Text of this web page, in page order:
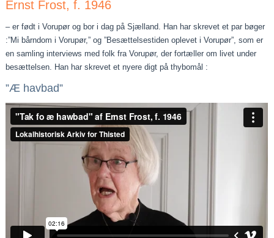
Ernst Frost, f. 1946
– er født i Vorupør og bor i dag på Sjælland. Han har skrevet et par bøger
:”Mi bårndom i Vorupør,” og ”Besættelsestiden oplevet i Vorupør”, som er
en samling interviews med folk fra Vorupør, der fortæller om livet under
besættelsen. Han har skrevet et nyere digt på thybomål :
”Æ havbad”